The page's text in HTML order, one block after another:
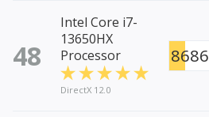
48
Intel Core i7-
13650HX
Processor
DirectX 12.0
8686